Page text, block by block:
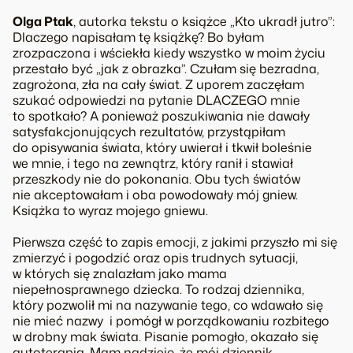
Olga Ptak, autorka tekstu o książce „Kto ukradł jutro”:
Dlaczego napisałam tę książkę? Bo byłam
zrozpaczona i wściekła kiedy wszystko w moim życiu
przestało być „jak z obrazka”. Czułam się bezradna,
zagrożona, zła na cały świat. Z uporem zaczęłam
szukać odpowiedzi na pytanie DLACZEGO mnie
to spotkało? A ponieważ poszukiwania nie dawały
satysfakcjonujących rezultatów, przystąpiłam
do opisywania świata, który uwierał i tkwił boleśnie
we mnie, i tego na zewnątrz, który ranił i stawiał
przeszkody nie do pokonania. Obu tych światów
nie akceptowałam i oba powodowały mój gniew.
Książka to wyraz mojego gniewu.
Pierwsza część to zapis emocji, z jakimi przyszło mi się
zmierzyć i pogodzić oraz opis trudnych sytuacji,
w których się znalazłam jako mama
niepełnosprawnego dziecka. To rodzaj dziennika,
który pozwolił mi na nazywanie tego, co wdawało się
nie mieć nazwy i pomógł w porządkowaniu rozbitego
w drobny mak świata. Pisanie pomogło, okazało się